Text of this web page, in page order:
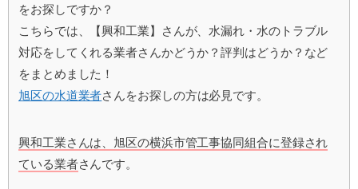
をお探しですか？
こちらでは、【興和工業】さんが、水漏れ・水のトラブル
対応をしてくれる業者さんかどうか？評判はどうか？など
をまとめました！
旭区の水道業者さんをお探しの方は必見です。
興和工業さんは、旭区の横浜市管工事協同組合に登録され
ている業者さんです。